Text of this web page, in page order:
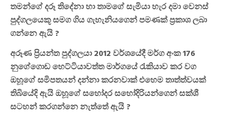
තමන්ගේ දරූ තිදේනා හා තාමගේ සැමියා හැර දමා වෙනස්
පුද්ගලයෙකූ සමග ගිය ගැහැනියගෙන් පමණක් ප්‍රකාශ ලබා
ගන්නෙ ඇයි ?
අරූණ ප්‍රියන්ත පුද්ගලයා 2012 වර්ශයේදී මර්ග අංක 176
නුගේගොඩ හෙට්ටියාවත්ත මාර්ගයේ රැකියාව කර වග
ඔහූගේ සමිපතයන් දන්නා කරනවාක් එහෙම තාත්ත්වයක්
තිබියේදි ඇයි ඔහූගේ සහෝදර සහෝදිරියන්ගෙන් සක්ශී
සටහන් කරගන්නෙ නැත්තේ ඇයි ?